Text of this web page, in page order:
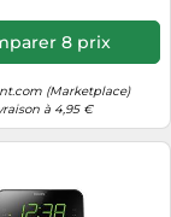
8 prix
(Marketplace)
à 4,95 €